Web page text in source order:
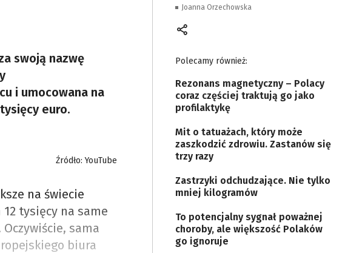
swoją nazwę
i umocowana na
euro.
Źródło: YouTube
na świecie
tysięcy na same
sama
biura
Joanna Orzechowska
Polecamy również:
Rezonans magnetyczny – Polacy
coraz częściej traktują go jako
profilaktykę
Mit o tatuażach, który może
zaszkodzić zdrowiu. Zastanów się
trzy razy
Zastrzyki odchudzające. Nie tylko
mniej kilogramów
To potencjalny sygnał poważnej
choroby, ale większość Polaków
go ignoruje